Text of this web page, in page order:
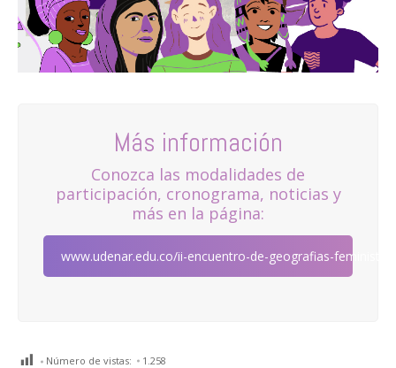
Más información
Conozca las modalidades de
participación, cronograma, noticias y
más en la página:
www.udenar.edu.co/ii-encuentro-de-geografias-
Número de vistas: 1.258